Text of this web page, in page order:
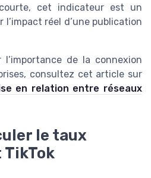
cet indicateur est un
l’impact réel d’une publication
de la connexion
consultez cet article sur
en relation entre réseaux
le taux
TikTok